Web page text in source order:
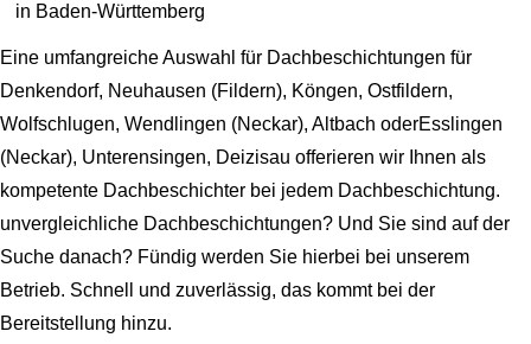
in Baden-Württemberg
Eine umfangreiche Auswahl für Dachbeschichtungen für
Denkendorf, Neuhausen (Fildern), Köngen, Ostfildern,
Wolfschlugen, Wendlingen (Neckar), Altbach oderEsslingen
(Neckar), Unterensingen, Deizisau offerieren wir Ihnen als
kompetente Dachbeschichter bei jedem Dachbeschichtung.
unvergleichliche Dachbeschichtungen? Und Sie sind auf der
Suche danach? Fündig werden Sie hierbei bei unserem
Betrieb. Schnell und zuverlässig, das kommt bei der
Bereitstellung hinzu.